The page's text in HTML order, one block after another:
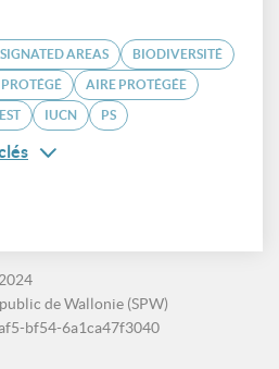
AREAS BIODIVERSITÉ
PROTÉGÉ AIRE PROTÉGÉE
IUCN PS
de Wallonie (SPW)
bf54-6a1ca47f3040